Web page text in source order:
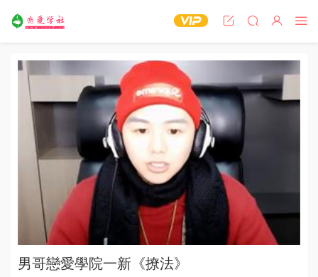
男哥戀愛學院一新《撩法》